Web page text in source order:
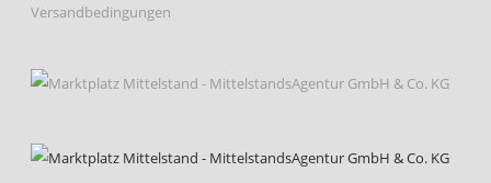
Versandbedingungen